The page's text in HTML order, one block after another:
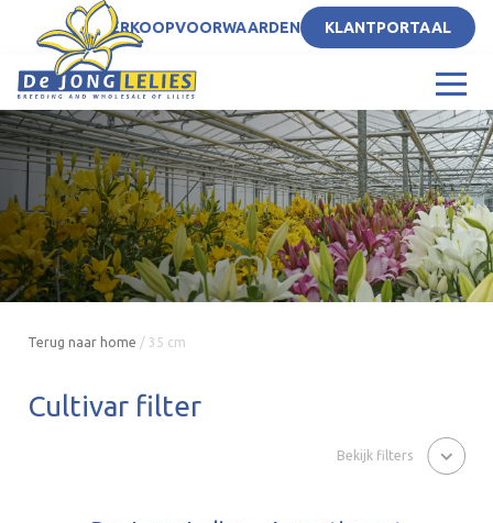
NLVERKOOPVOORWAARDEN KLANTPORTAAL
Terug naar home / 35 cm
Cultivar filter
Bekijk filters